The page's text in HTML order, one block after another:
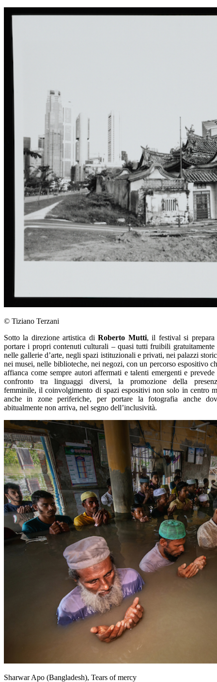
© Tiziano Terzani
Sotto la direzione artistica diRoberto Mutti, il festival si prepara
portare i propri contenuti culturali – quasi tutti fruibili gratuitamente
nelle gallerie d’arte, negli spazi istituzionali e privati, nei palazzi
nei musei, nelle biblioteche, nei negozi, con un percorso espositivo
affianca come sempre autori affermati e talenti emergenti e
confronto tra linguaggi diversi, la promozione della
femminile, il coinvolgimento di spazi espositivi non solo in centro
anche in zone periferiche, per portare la fotografia anche
abitualmente non arriva, nel segno dell’inclusività.
Sharwar Apo (Bangladesh), Tears of mercy